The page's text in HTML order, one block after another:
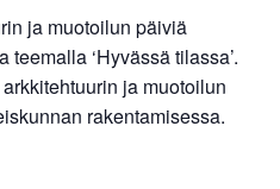
ja muotoilun päiviä
‘Hyvässä tilassa’.
ja muotoilun
rakentamisessa.